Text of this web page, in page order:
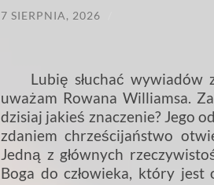
7 SIERPNIA, 2026
Lubię słuchać wywiadów z
uważam Rowana Williamsa.
dzisiaj jakieś znaczenie? Jego
zdaniem chrześcijaństwo
Jedną z głównych
Boga do człowieka, który